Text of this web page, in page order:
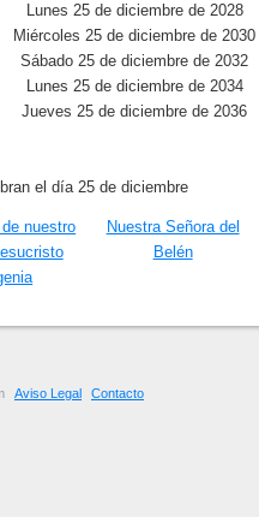
Lunes 25 de diciembre de 2028
Miércoles 25 de diciembre de 2030
Sábado 25 de diciembre de 2032
Lunes 25 de diciembre de 2034
Jueves 25 de diciembre de 2036
el día 25 de diciembre
nuestro
Nuestra Señora del
Belén
Aviso Legal Contacto